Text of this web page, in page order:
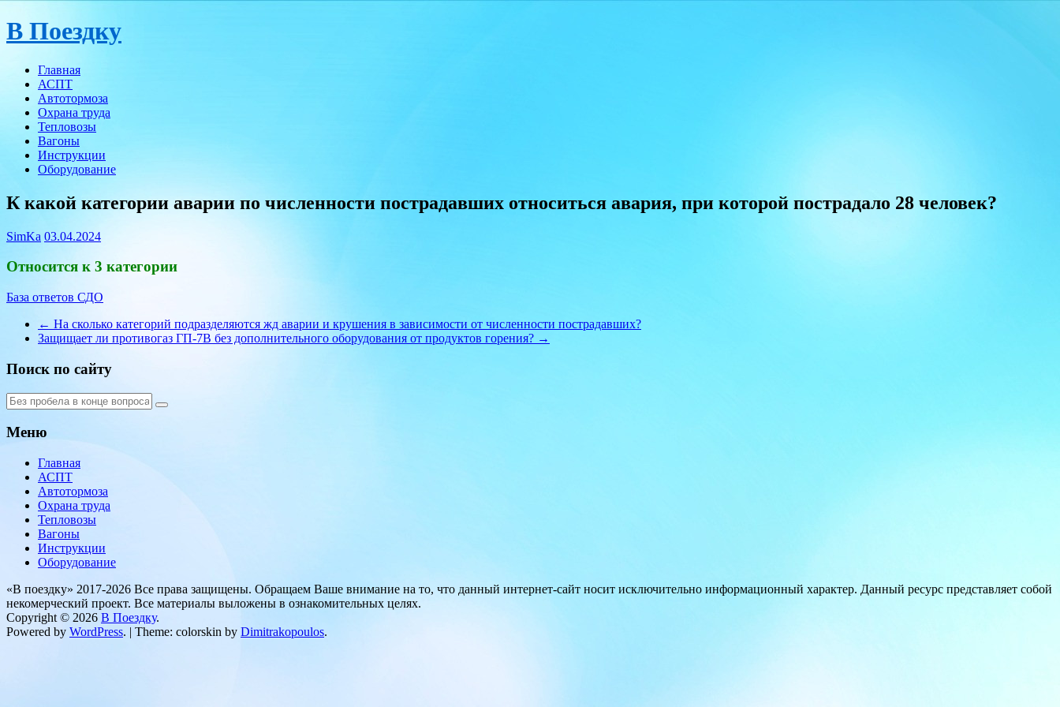
Skip
to
В Поездку
Главная
АСПТ
Автотормоза
Охрана труда
Тепловозы
Вагоны
Инструкции
Оборудование
К какой категории аварии по численности пострадавших относиться авария, при которой пострадало 28 человек?
SimKa 03.04.2024
Относится к 3 категории
База ответов СДО
← На сколько категорий подразделяются жд аварии и крушения в зависимости от численности пострадавших?
Защищает ли противогаз ГП-7В без дополнительного оборудования от продуктов горения? →
Поиск по сайту
Меню
Главная
АСПТ
Автотормоза
Охрана труда
Тепловозы
Вагоны
Инструкции
Оборудование
«В поездку» 2017-2026 Все права защищены. Обращаем Ваше внимание на то, что данный интернет-сайт носит исключительно информационный характер. Данный ресурс представляет собой
некомерческий проект. Все материалы выложены в ознакомительных целях.
Copyright © 2026 В Поездку.
Powered by WordPress. | Theme: colorskin by Dimitrakopoulos.